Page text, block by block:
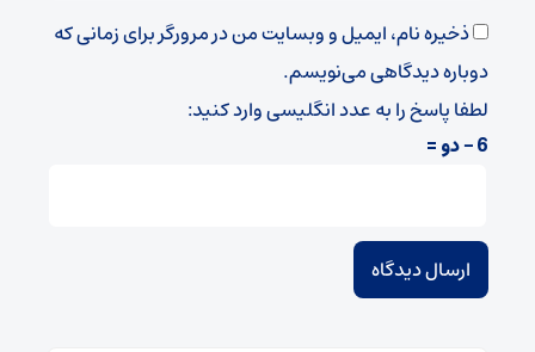
ذخیره نام، ایمیل و وبسایت من در مرورگر برای زمانی که
دوباره دیدگاهی می‌نویسم.
لطفا پاسخ را به عدد انگلیسی وارد کنید:
6 − دو =